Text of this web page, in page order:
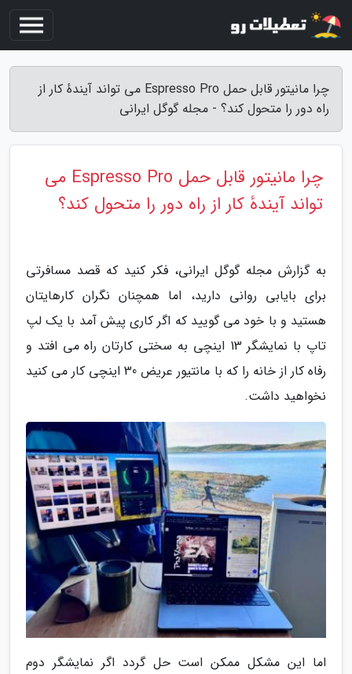
چرا مانیتور قابل حمل Espresso Pro می تواند آیندهٔ کار از
راه دور را متحول کند؟ - مجله گوگل ایرانی
چرا مانیتور قابل حمل Espresso Pro می
تواند آیندهٔ کار از راه دور را متحول کند؟
به گزارش مجله گوگل ایرانی، فکر کنید که قصد مسافرتی
برای بایابی روانی دارید، اما همچنان نگران کارهایتان
هستید و با خود می گویید که اگر کاری پیش آمد با یک لپ
تاپ با نمایشگر 13 اینچی به سختی کارتان راه می افتد و
رفاه کار از خانه را که با مانتیور عریض 30 اینچی کار می کنید
نخواهید داشت.
اما این مشکل ممکن است حل گردد اگر نمایشگر دوم